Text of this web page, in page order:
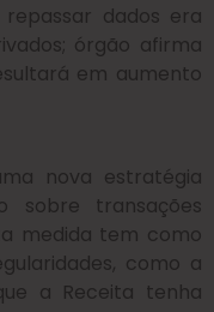
dados era
órgão afirma
em aumento
nova estratégia
sobre transações
medida tem como
como a
a Receita tenha